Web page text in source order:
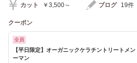
カット ￥3,500～ ブログ 19件
クーポン
全員
【平日限定】オーガニックケラチントリートメ
ーマン